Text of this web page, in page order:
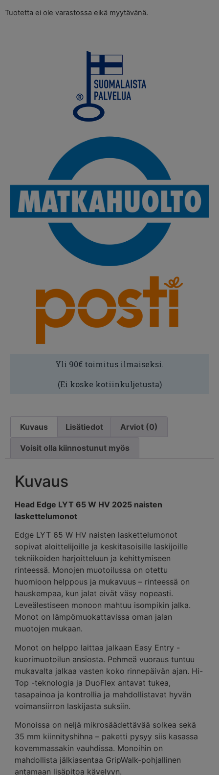
Tuotetta ei ole varastossa eikä myytävänä.
Yli 90€ toimitus ilmaiseksi.
(Ei koske kotiinkuljetusta)
Kuvaus Lisätiedot Arviot (0)
Voisit olla kiinnostunut myös
Kuvaus
Head Edge LYT 65 W HV 2025 naisten
laskettelumonot
Edge LYT 65 W HV naisten laskettelumonot
sopivat aloittelijoille ja keskitasoisille laskijoille
tekniikoiden harjoitteluun ja kehittymiseen
rinteessä. Monojen muotoilussa on otettu
huomioon helppous ja mukavuus – rinteessä on
hauskempaa, kun jalat eivät väsy nopeasti.
Leveälestiseen monoon mahtuu isompikin jalka.
Monot on lämpömuokattavissa oman jalan
muotojen mukaan.
Monot on helppo laittaa jalkaan Easy Entry -
kuorimuotoilun ansiosta. Pehmeä vuoraus tuntuu
mukavalta jalkaa vasten koko rinnepäivän ajan. Hi-
Top -teknologia ja DuoFlex antavat tukea,
tasapainoa ja kontrollia ja mahdollistavat hyvän
voimansiirron laskijasta suksiin.
Monoissa on neljä mikrosäädettävää solkea sekä
35 mm kiinnityshihna – paketti pysyy siis kasassa
kovemmassakin vauhdissa. Monoihin on
mahdollista jälkiasentaa GripWalk-pohjallinen
antamaan lisäpitoa kävelyyn.